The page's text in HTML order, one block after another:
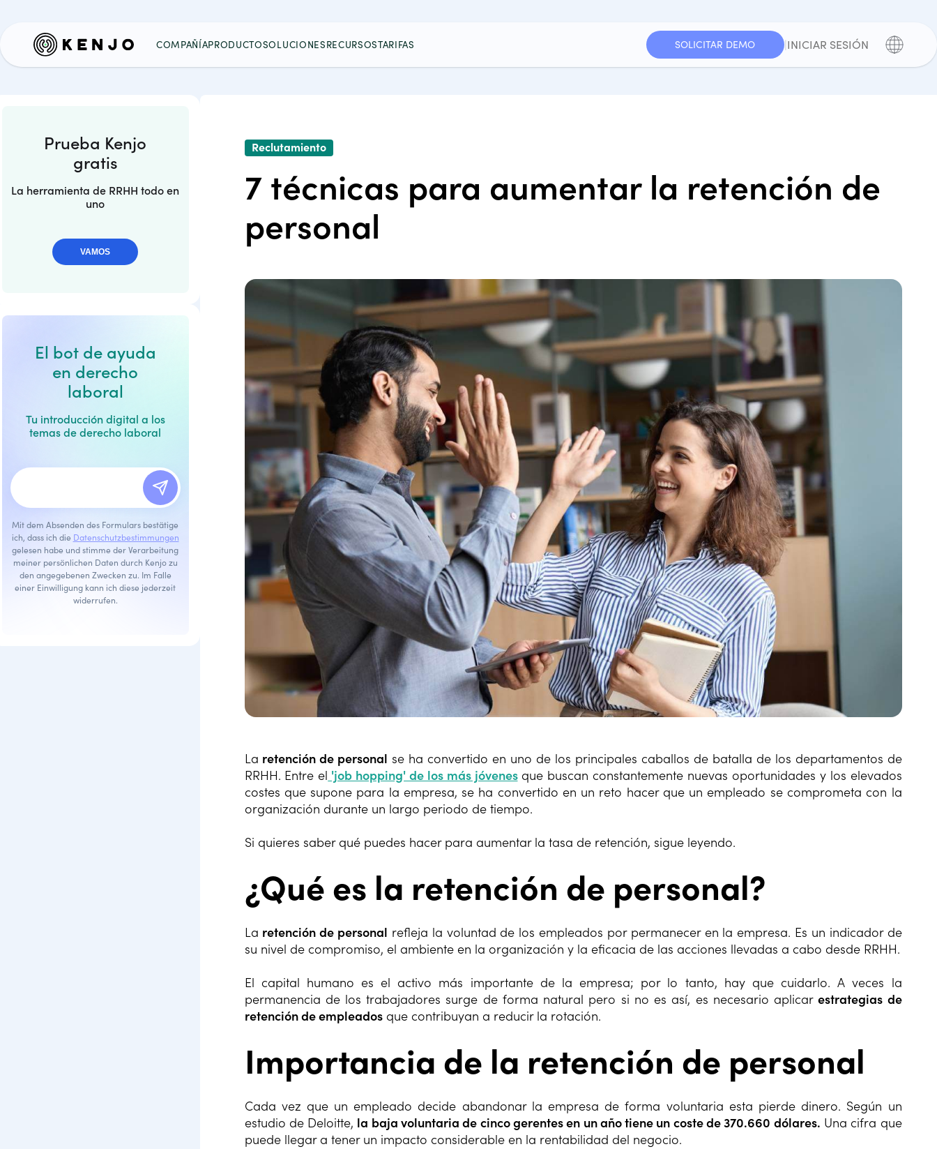
COMPAÑÍAPRODUCTOSOLUCIONESRECURSOSTARIFAS SOLICITAR DEMO |INICIAR SESIÓN
Prueba Kenjo
gratis
La herramienta de RRHH todo en
uno
VAMOS
El bot de ayuda
en derecho
laboral
Tu introducción digital a los
temas de derecho laboral
Mit dem Absenden des Formulars bestätige
ich, dass ich die Datenschutzbestimmungen
gelesen habe und stimme der Verarbeitung
meiner persönlichen Daten durch Kenjo zu
den angegebenen Zwecken zu. Im Falle
einer Einwilligung kann ich diese jederzeit
widerrufen.
Reclutamiento
7 técnicas para aumentar la retención de
personal
La retención de personal se ha convertido en uno de los principales caballos de batalla de los departamentos de
RRHH. Entre el 'job hopping' de los más jóvenesque buscan constantemente nuevas oportunidades y los elevados
costes que supone para la empresa, se ha convertido en un reto hacer que un empleado se comprometa con la
organización durante un largo periodo de tiempo.
Si quieres saber qué puedes hacer para aumentar la tasa de retención, sigue leyendo.
¿Qué es la retención de personal?
La retención de personal refleja la voluntad de los empleados por permanecer en la empresa. Es un indicador de
su nivel de compromiso, el ambiente en la organización y la eficacia de las acciones llevadas a cabo desde RRHH.
El capital humano es el activo más importante de la empresa; por lo tanto, hay que cuidarlo. A veces la
permanencia de los trabajadores surge de forma natural pero si no es así, es necesario aplicarestrategias de
retención de empleadosque contribuyan a reducir la rotación.
Importancia de la retención de personal
Cada vez que un empleado decide abandonar la empresa de forma voluntaria esta pierde dinero. Según un
estudio de Deloitte, la baja voluntaria de cinco gerentes en un año tiene un coste de 370.660 dólares. Una cifra que
puede llegar a tener un impacto considerable en la rentabilidad del negocio.